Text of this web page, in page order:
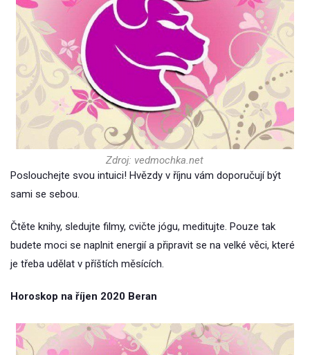
Zdroj: vedmochka.net
Poslouchejte svou intuici! Hvězdy v říjnu vám doporučují být
sami se sebou.
Čtěte knihy, sledujte filmy, cvičte jógu, meditujte. Pouze tak
budete moci se naplnit energií a připravit se na velké věci, které
je třeba udělat v příštích měsících.
Horoskop na říjen 2020 Beran